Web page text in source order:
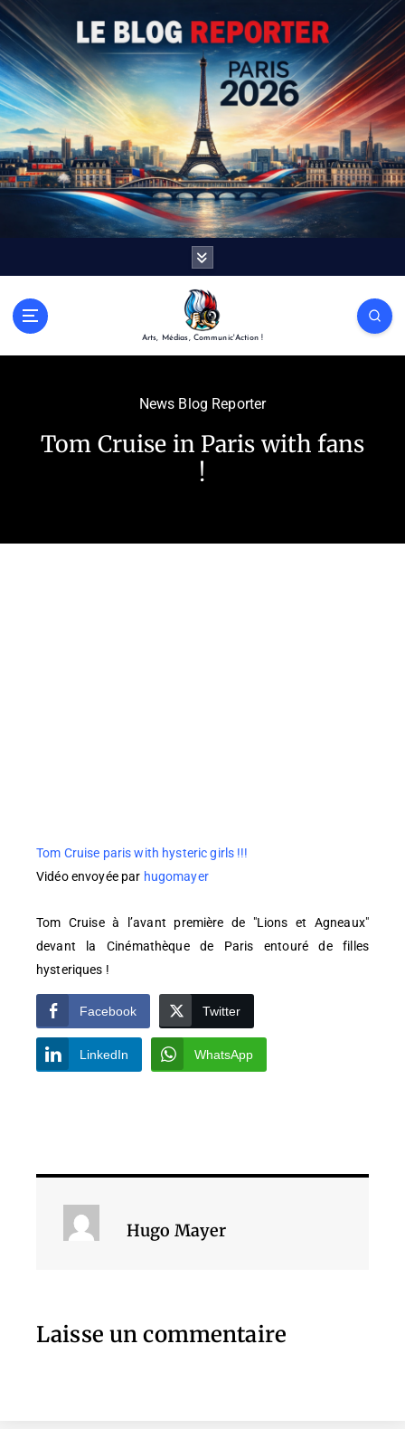
Arts, Médias, Communic'Action !
News Blog Reporter
Tom Cruise in Paris with fans
!
Tom Cruise paris with hysteric girls !!!
Vidéo envoyée par hugomayer
Tom Cruise à l’avant première de "Lions et Agneaux"
devant la Cinémathèque de Paris entouré de filles
hysteriques !
Facebook Twitter
LinkedIn WhatsApp
Hugo Mayer
Laisse un commentaire